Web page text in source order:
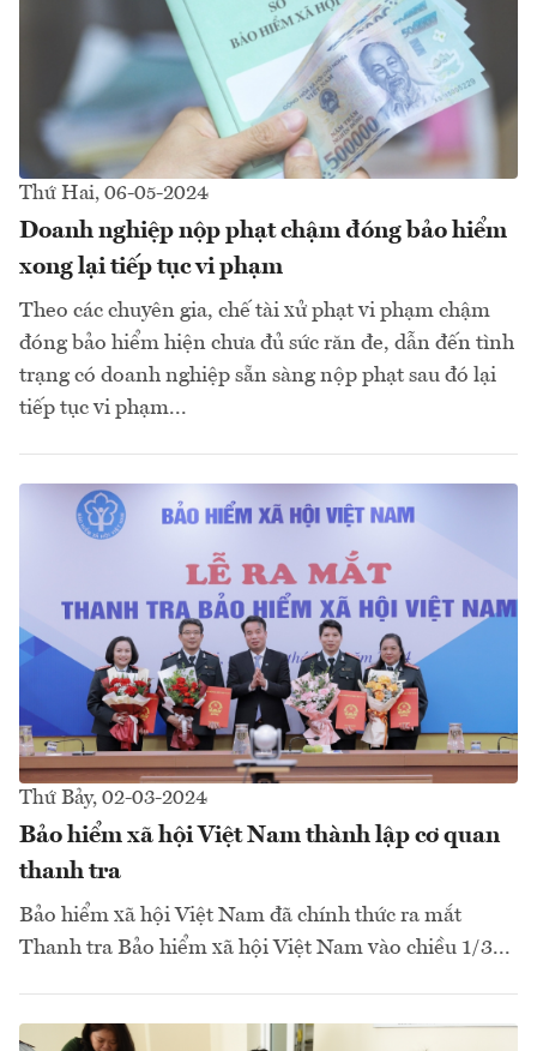
Thứ Hai, 06-05-2024
Doanh nghiệp nộp phạt chậm đóng bảo hiểm
xong lại tiếp tục vi phạm
Theo các chuyên gia, chế tài xử phạt vi phạm chậm
đóng bảo hiểm hiện chưa đủ sức răn đe, dẫn đến tình
trạng có doanh nghiệp sẵn sàng nộp phạt sau đó lại
tiếp tục vi phạm...
Thứ Bảy, 02-03-2024
Bảo hiểm xã hội Việt Nam thành lập cơ quan
thanh tra
Bảo hiểm xã hội Việt Nam đã chính thức ra mắt
Thanh tra Bảo hiểm xã hội Việt Nam vào chiều 1/3...